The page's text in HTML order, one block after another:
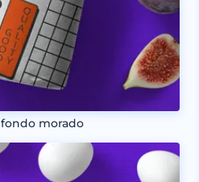
morado